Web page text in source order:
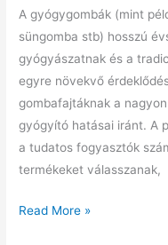
A gyógygombák (mint
süngomba stb) hosszú
gyógyászatnak és a
egyre növekvő
gombafajtáknak a
gyógyító hatásai iránt. A
a tudatos fogyasztók
termékeket válasszanak,
Miért
Read More »